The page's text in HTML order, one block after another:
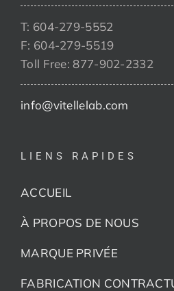
T: 604-279-5552
F: 604-279-5519
Toll Free: 877-902-2332
info@vitellelab.com
LIENS RAPIDES
ACCUEIL
À PROPOS DE NOUS
MARQUE PRIVÉE
FABRICATION